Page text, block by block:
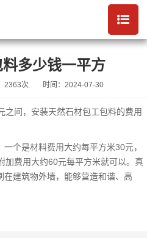
多少钱一平方
2363次 时间：2024-07-30
之间，安装天然石材包工包料的费用
个是材料费用大约每平方米30元，
加费用大约60元每平方米就可以。真
建筑物外墙，能够营造和谐、高